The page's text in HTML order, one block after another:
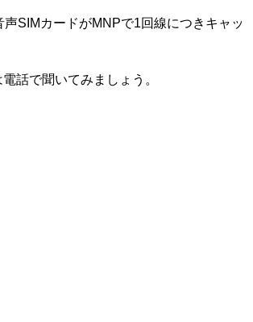
SIMカードがMNPで1回線につきキャッ
話で聞いてみましょう。